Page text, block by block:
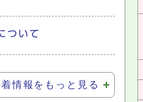
ついて
情報をもっと見る